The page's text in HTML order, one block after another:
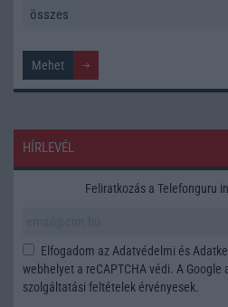
HÍRLEVÉL
Feliratkozás a Telefonguru
Elfogadom az Adatvédelmi és
webhelyet a reCAPTCHA védi. A Google
szolgáltatási feltételek érvényesek.